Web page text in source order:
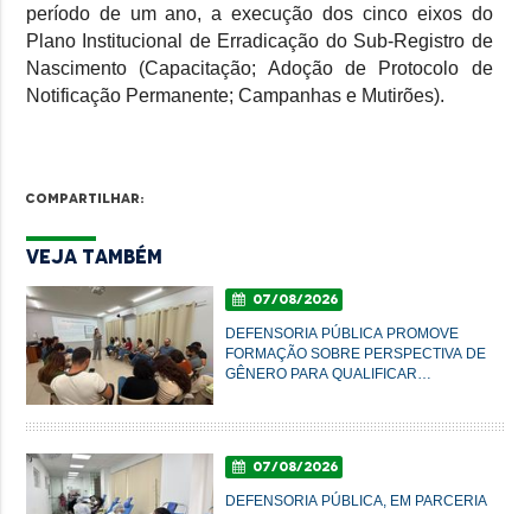
período de um ano, a execução dos cinco eixos do
Plano Institucional de Erradicação do Sub-Registro de
Nascimento (Capacitação; Adoção de Protocolo de
Notificação Permanente; Campanhas e Mutirões).
Compartilhar:
Veja Também
07/08/2026
DEFENSORIA PÚBLICA PROMOVE
FORMAÇÃO SOBRE PERSPECTIVA DE
GÊNERO PARA QUALIFICAR
07/08/2026
DEFENSORIA PÚBLICA, EM PARCERIA